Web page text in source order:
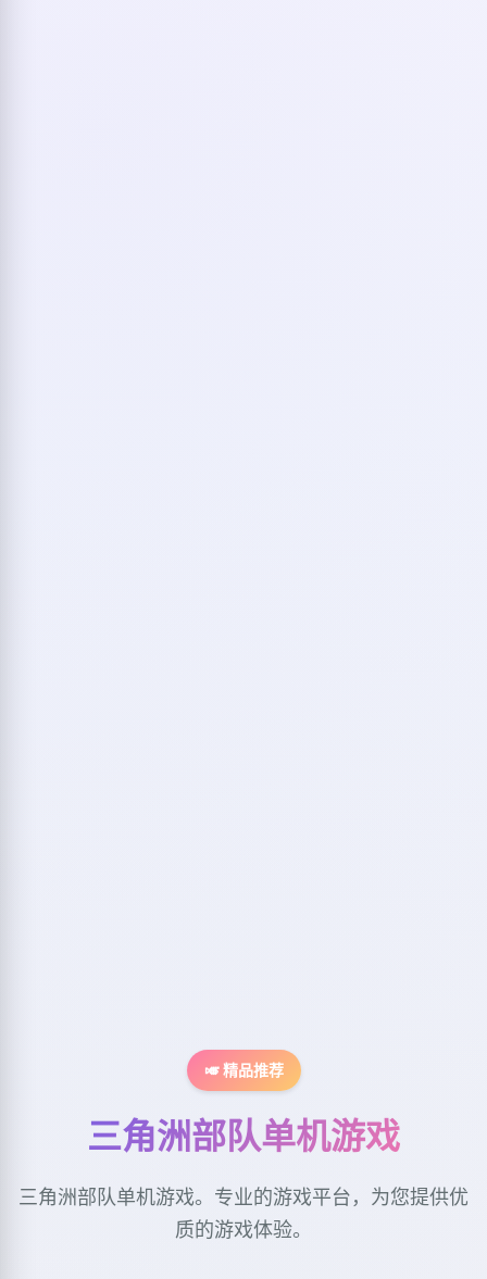
🎺 精品推荐
三角洲部队单机游戏
三角洲部队单机游戏。专业的游戏平台，为您提供优
质的游戏体验。